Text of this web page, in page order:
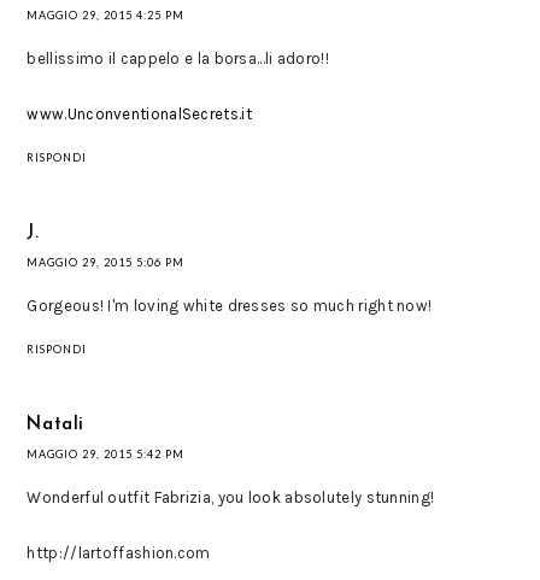
MAGGIO 29, 2015 4:25 PM
bellissimo il cappelo e la borsa...li adoro!!
www.UnconventionalSecrets.it
RISPONDI
J.
MAGGIO 29, 2015 5:06 PM
Gorgeous! I'm loving white dresses so much right now!
RISPONDI
Natali
MAGGIO 29, 2015 5:42 PM
Wonderful outfit Fabrizia, you look absolutely stunning!
http://lartoffashion.com